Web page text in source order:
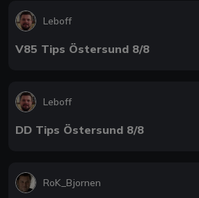
Leboff
V85 Tips Östersund 8/8
Leboff
DD Tips Östersund 8/8
RoK_Bjornen